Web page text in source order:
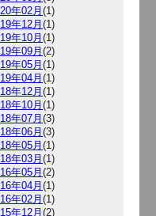
年02月(1)
年12月(1)
年10月(1)
年09月(2)
年05月(1)
年04月(1)
年12月(1)
年10月(1)
年07月(3)
年06月(3)
年05月(1)
年03月(1)
年05月(2)
年04月(1)
年02月(1)
年12月(2)